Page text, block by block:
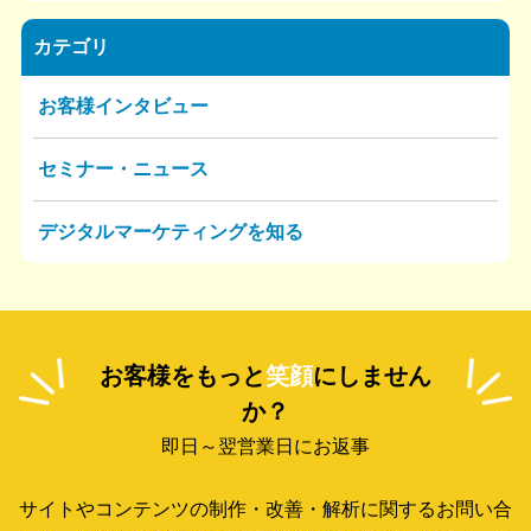
カテゴリ
お客様インタビュー
セミナー・ニュース
デジタルマーケティングを知る
お客様をもっと笑顔にしません
か？
即日～翌営業日にお返事
サイトやコンテンツの制作・改善・解析に関するお問い合